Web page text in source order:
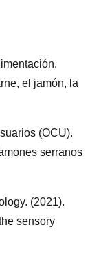
el jamón, la
(OCU).
serranos
(2021).
sensory